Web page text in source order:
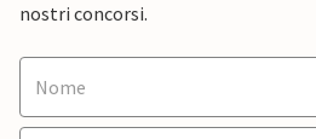
nostri concorsi.